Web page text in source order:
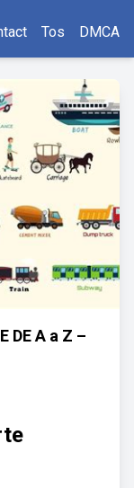
Tos DMCA
DE A a Z –